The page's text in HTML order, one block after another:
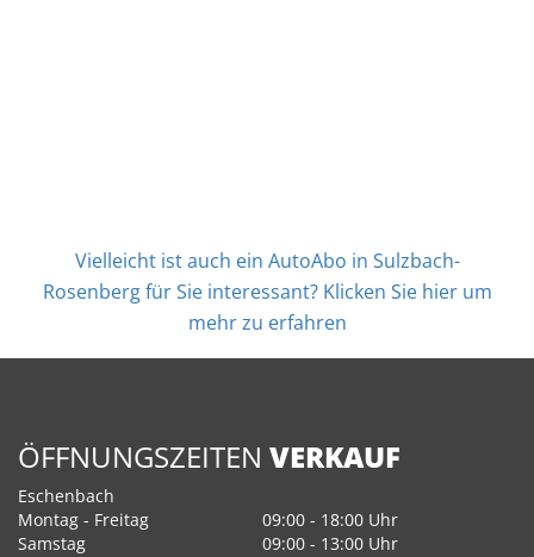
Vielleicht ist auch ein AutoAbo in Sulzbach-
Rosenberg für Sie interessant? Klicken Sie hier um
mehr zu erfahren
ÖFFNUNGSZEITEN VERKAUF
Eschenbach
Montag - Freitag
09:00 - 18:00 Uhr
Samstag
09:00 - 13:00 Uhr